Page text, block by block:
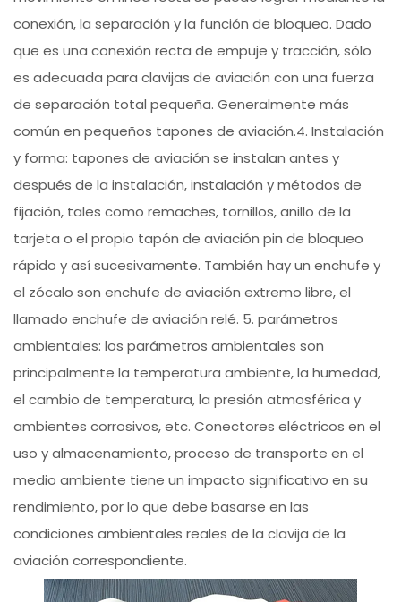
conexión, la separación y la función de bloqueo. Dado
que es una conexión recta de empuje y tracción, sólo
es adecuada para clavijas de aviación con una fuerza
de separación total pequeña. Generalmente más
común en pequeños tapones de aviación.4. Instalación
y forma: tapones de aviación se instalan antes y
después de la instalación, instalación y métodos de
fijación, tales como remaches, tornillos, anillo de la
tarjeta o el propio tapón de aviación pin de bloqueo
rápido y así sucesivamente. También hay un enchufe y
el zócalo son enchufe de aviación extremo libre, el
llamado enchufe de aviación relé. 5. parámetros
ambientales: los parámetros ambientales son
principalmente la temperatura ambiente, la humedad,
el cambio de temperatura, la presión atmosférica y
ambientes corrosivos, etc. Conectores eléctricos en el
uso y almacenamiento, proceso de transporte en el
medio ambiente tiene un impacto significativo en su
rendimiento, por lo que debe basarse en las
condiciones ambientales reales de la clavija de la
aviación correspondiente.